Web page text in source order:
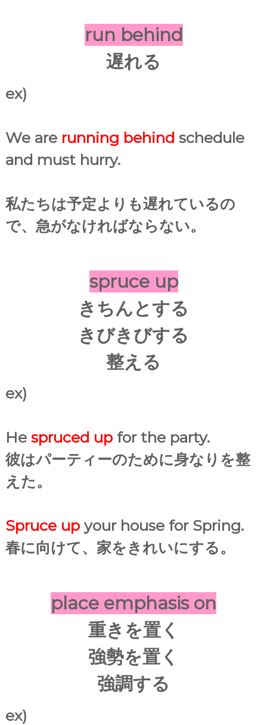
run behind
遅れる
ex)
We are running behind schedule
and must hurry.
私たちは予定よりも遅れているの
で、急がなければならない。
spruce up
きちんとする
きびきびする
整える
ex)
He spruced up for the party.
彼はパーティーのために身なりを整
えた。
Spruce upyour house for Spring.
春に向けて、家をきれいにする。
place emphasis on
重きを置く
強勢を置く
強調する
ex)